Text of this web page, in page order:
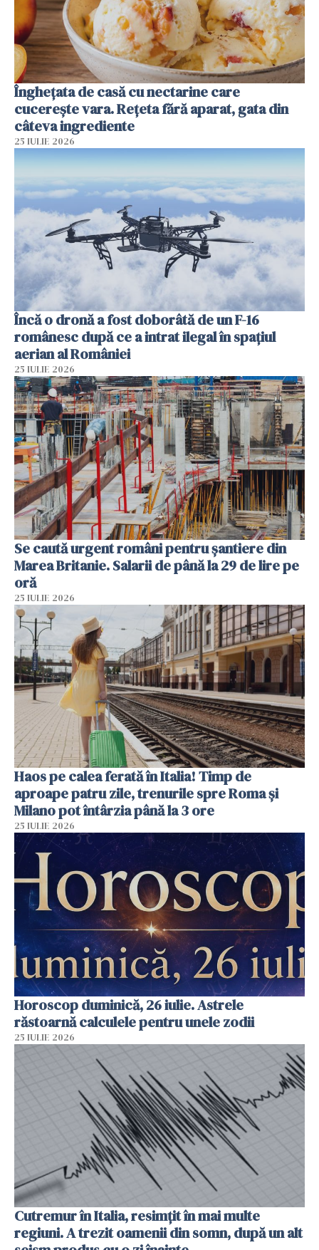
Înghețata de casă cu nectarine care
cucerește vara. Rețeta fără aparat, gata din
câteva ingrediente
25 IULIE 2026
Încă o dronă a fost doborâtă de un F-16
românesc după ce a intrat ilegal în spațiul
aerian al României
25 IULIE 2026
Se caută urgent români pentru șantiere din
Marea Britanie. Salarii de până la 29 de lire pe
oră
25 IULIE 2026
Haos pe calea ferată în Italia! Timp de
aproape patru zile, trenurile spre Roma și
Milano pot întârzia până la 3 ore
25 IULIE 2026
Horoscop duminică, 26 iulie. Astrele
răstoarnă calculele pentru unele zodii
25 IULIE 2026
Cutremur în Italia, resimțit în mai multe
regiuni. A trezit oamenii din somn, după un alt